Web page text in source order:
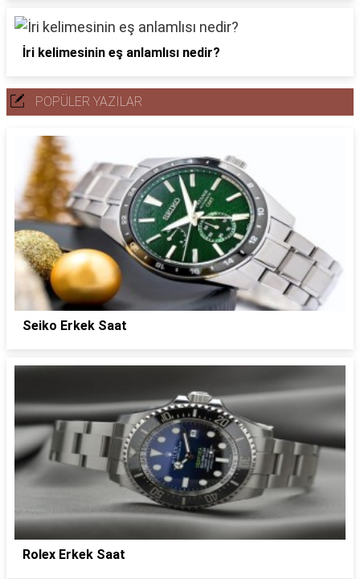
İri kelimesinin eş anlamlısı nedir?
POPÜLER YAZILAR
Seiko Erkek Saat
Rolex Erkek Saat